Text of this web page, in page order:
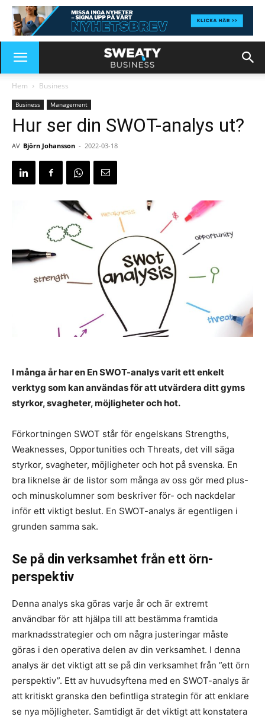
Hem Business
Business Management
Hur ser din SWOT-analys ut?
AV Björn Johansson - 2022-03-18
I många år har en En SWOT-analys varit ett enkelt
verktyg som kan användas för att utvärdera ditt gyms
styrkor, svagheter, möjligheter och hot.
Förkortningen SWOT står för engelskans Strengths,
Weaknesses, Opportunities och Threats, det vill säga
styrkor, svagheter, möjligheter och hot på svenska. En
bra liknelse är de listor som många av oss gör med plus-
och minuskolumner som beskriver för- och nackdelar
inför ett viktigt beslut. En SWOT-analys är egentligen i
grunden samma sak.
Se på din verksamhet från ett örn-
perspektiv
Denna analys ska göras varje år och är extremt
användbar för att hjälpa till att bestämma framtida
marknadsstrategier och om några justeringar måste
göras i den operativa delen av din verksamhet. I denna
analys är det viktigt att se på din verksamhet från ”ett örn
perspektiv”. Ett av huvudsyftena med en SWOT-analys är
att kritiskt granska den befintliga strategin för att enklare
se nya möjligheter. Samtidigt är det viktigt att konstatera